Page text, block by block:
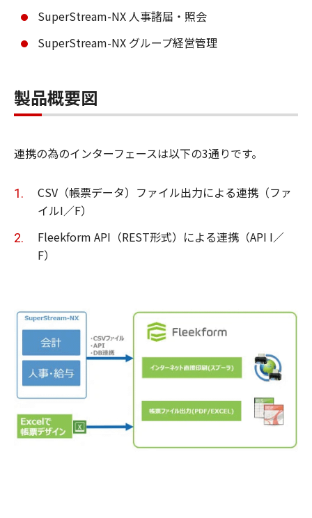
SuperStream-NX 人事諸届・照会
SuperStream-NX グループ経営管理
製品概要図
連携の為のインターフェースは以下の3通りです。
CSV（帳票データ）ファイル出力による連携（ファ
イルI／F）
Fleekform API（REST形式）による連携（API I／
F）